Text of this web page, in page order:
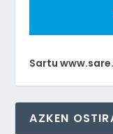
Sartu
AZKEN